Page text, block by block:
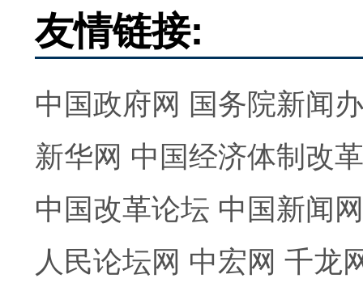
友情链接:
中国政府网 国务院新闻
新华网 中国经济体制改
中国改革论坛 中国新闻网
人民论坛网 中宏网 千龙